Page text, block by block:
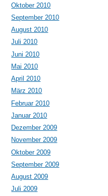
Oktober 2010
September 2010
August 2010
Juli 2010
Juni 2010
Mai 2010
April 2010
März 2010
Februar 2010
Januar 2010
Dezember 2009
November 2009
Oktober 2009
September 2009
August 2009
Juli 2009